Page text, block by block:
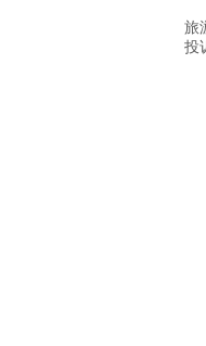
旅
投